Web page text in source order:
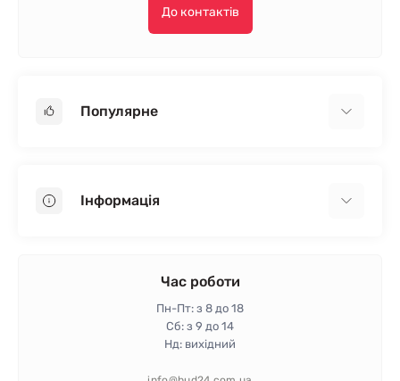
До контактів
Популярне
Пінопласт
Інформація
Гарантія та повернення
Політика конфіденційності
Час роботи
Пн-Пт: з 8 до 18
Сб: з 9 до 14
Нд: вихідний